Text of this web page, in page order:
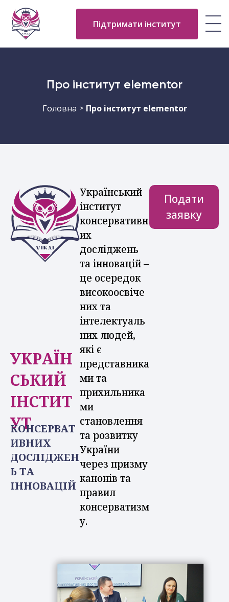
Підтримати інститут
Про інститут elementor
Головна > Про інститут elementor
УКРАЇН
СЬКИЙ
ІНСТИТ
УТ
КОНСЕРВАТ
ИВНИХ
ДОСЛІДЖЕН
Ь ТА
ІННОВАЦІЙ
Український
інститут
консервативн
их
досліджень
та інновацій –
це осередок
високоосвіче
них та
інтелектуаль
них людей,
які є
представника
ми та
прихильника
ми
становлення
та розвитку
України
через призму
канонів та
правил
консерватизм
у.
Подати
заявку